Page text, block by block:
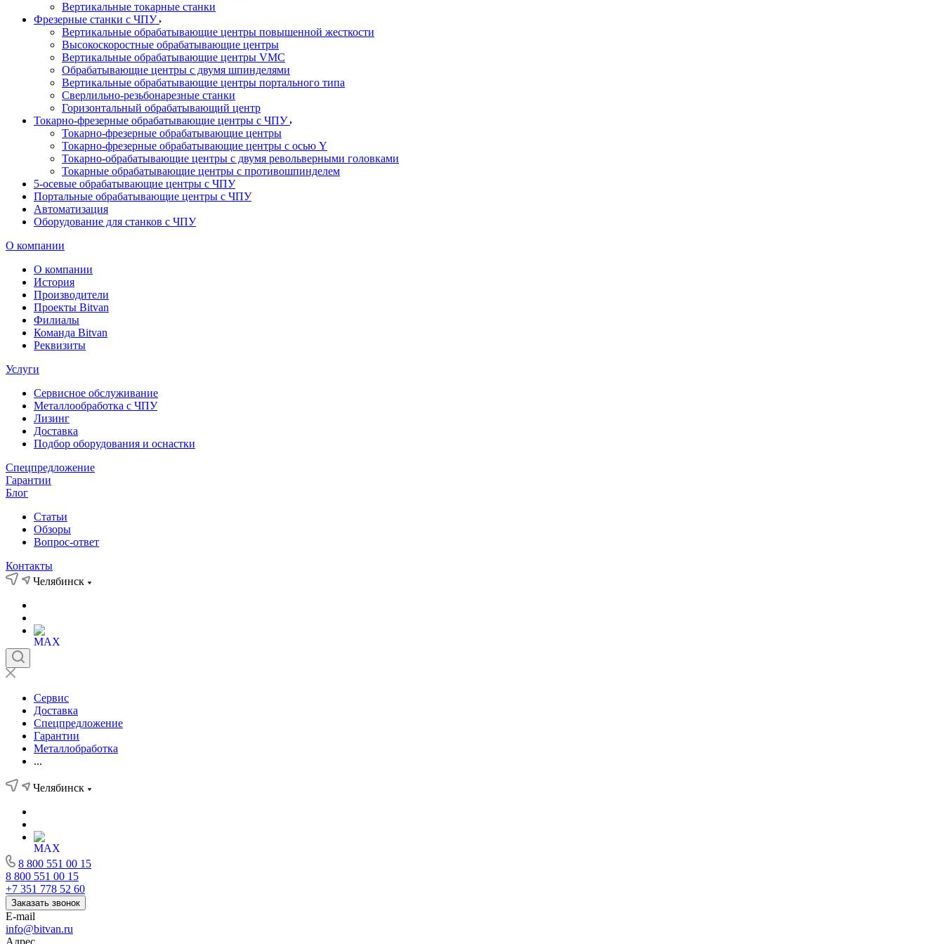
Вертикальные токарные станки
Фрезерные станки с ЧПУ
Вертикальные обрабатывающие центры повышенной жесткости
Высокоскоростные обрабатывающие центры
Вертикальные обрабатывающие центры VMC
Обрабатывающие центры с двумя шпинделями
Вертикальные обрабатывающие центры портального типа
Сверлильно-резьбонарезные станки
Горизонтальный обрабатывающий центр
Токарно-фрезерные обрабатывающие центры с ЧПУ
Токарно-фрезерные обрабатывающие центры
Токарно-фрезерные обрабатывающие центры с осью Y
Токарно-обрабатывающие центры c двумя револьверными головками
Токарные обрабатывающие центры с противошпинделем
5-осевые обрабатывающие центры с ЧПУ
Портальные обрабатывающие центры с ЧПУ
Автоматизация
Оборудование для станков с ЧПУ
О компании
О компании
История
Производители
Проекты Bitvan
Филиалы
Команда Bitvan
Реквизиты
Услуги
Сервисное обслуживание
Металлообработка с ЧПУ
Лизинг
Доставка
Подбор оборудования и оснастки
Спецпредложение
Гарантии
Блог
Статьи
Обзоры
Вопрос-ответ
Контакты
Челябинск
Сервис
Доставка
Спецпредложение
Гарантии
Металлобработка
...
Челябинск
8 800 551 00 15
8 800 551 00 15
+7 351 778 52 60
Заказать звонок
E-mail
info@bitvan.ru